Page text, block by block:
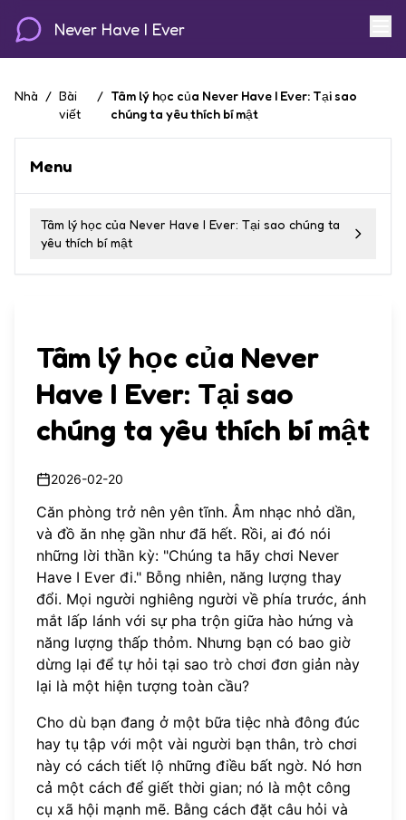
Never Have I Ever
Nhà / Bài
viết
/ Tâm lý học của Never Have I Ever: Tại sao
chúng ta yêu thích bí mật
Menu
Tâm lý học của Never Have I Ever: Tại sao chúng ta
yêu thích bí mật
Tâm lý học của Never
Have I Ever: Tại sao
chúng ta yêu thích bí mật
2026-02-20
Căn phòng trở nên yên tĩnh. Âm nhạc nhỏ dần,
và đồ ăn nhẹ gần như đã hết. Rồi, ai đó nói
những lời thần kỳ: "Chúng ta hãy chơi Never
Have I Ever đi." Bỗng nhiên, năng lượng thay
đổi. Mọi người nghiêng người về phía trước, ánh
mắt lấp lánh với sự pha trộn giữa hào hứng và
năng lượng thấp thỏm. Nhưng bạn có bao giờ
dừng lại để tự hỏi tại sao trò chơi đơn giản này
lại là một hiện tượng toàn cầu?
Cho dù bạn đang ở một bữa tiệc nhà đông đúc
hay tụ tập với một vài người bạn thân, trò chơi
này có cách tiết lộ những điều bất ngờ. Nó hơn
cả một cách để giết thời gian; nó là một công
cụ xã hội mạnh mẽ. Bằng cách đặt câu hỏi và